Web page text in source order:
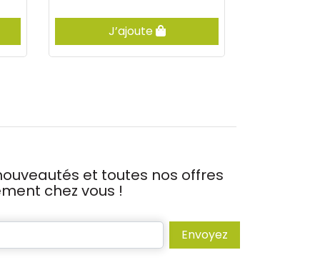
J’ajoute
et toutes nos offres
chez vous !
Envoyez